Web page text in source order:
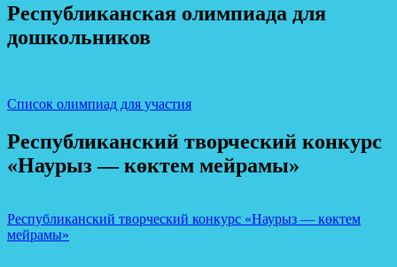
Республиканская олимпиада для
дошкольников
Список олимпиад для участия
Республиканский творческий конкурс
«Наурыз — көктем мейрамы»
Республиканский творческий конкурс «Наурыз — көктем
мейрамы»